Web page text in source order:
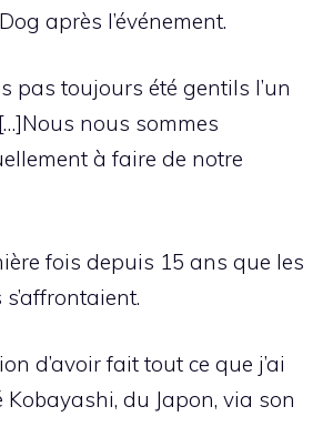
après l’événement.
pas toujours été gentils l’un
nous sommes
à faire de notre
fois depuis 15 ans que les
d’avoir fait tout ce que j’ai
Kobayashi, du Japon, via son